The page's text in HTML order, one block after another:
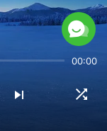
залбирч,
аз жаргалтай
00:00